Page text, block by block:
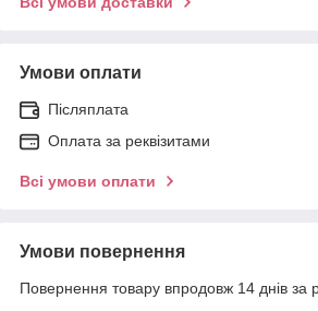
Умови оплати
Післяплата
Оплата за реквізитами
Всі умови оплати
Умови повернення
Повернення товару впродовж 14 днів за